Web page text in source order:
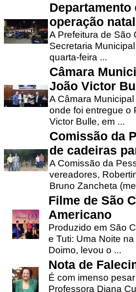
operação
A Prefeitura de São
Secretaria
quarta-feira ...
Câmara
João Victor
A Câmara
onde foi entregue o
Victor Bulle, em ...
Comissão da
de cadeiras
A Comissão da
vereadores,
Bruno Zancheta
Filme de São
Americano
Produzido em São
e Tuti: Uma Noite
Doimo, levou o ...
Nota de
É com imenso
Professora Diana